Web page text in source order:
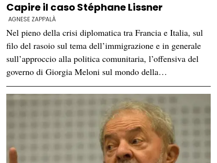
Capire il caso Stéphane Lissner
AGNESE ZAPPALÀ
Nel pieno della crisi diplomatica tra Francia e Italia, sul
filo del rasoio sul tema dell’immigrazione e in generale
sull’approccio alla politica comunitaria, l’offensiva del
governo di Giorgia Meloni sul mondo della…